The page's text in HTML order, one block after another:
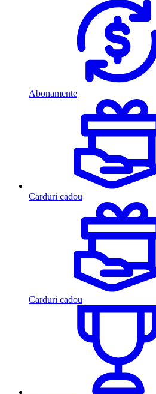
Abonamente
Carduri cadou
Carduri cadou